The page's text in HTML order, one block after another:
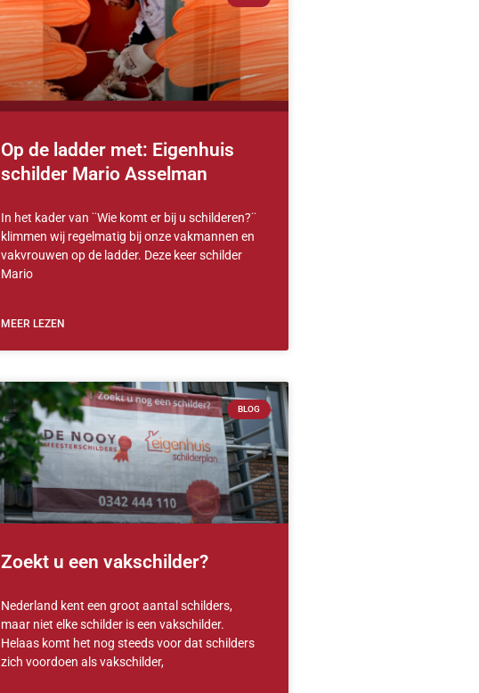
Op de ladder met: Eigenhuis
schilder Mario Asselman
In het kader van ¨Wie komt er bij u schilderen?¨
klimmen wij regelmatig bij onze vakmannen en
vakvrouwen op de ladder. Deze keer schilder
Mario
MEER LEZEN
BLOG
Zoekt u een vakschilder?
Nederland kent een groot aantal schilders,
maar niet elke schilder is een vakschilder.
Helaas komt het nog steeds voor dat schilders
zich voordoen als vakschilder,